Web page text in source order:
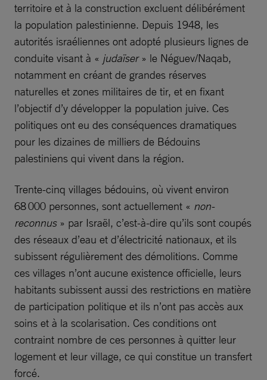
territoire et à la construction excluent délibérément
la population palestinienne. Depuis 1948, les
autorités israéliennes ont adopté plusieurs lignes de
conduite visant à « judaïser» le Néguev/Naqab,
notamment en créant de grandes réserves
naturelles et zones militaires de tir, et en fixant
l’objectif d’y développer la population juive. Ces
politiques ont eu des conséquences dramatiques
pour les dizaines de milliers de Bédouins
palestiniens qui vivent dans la région.
Trente-cinq villages bédouins, où vivent environ
68 000 personnes, sont actuellement « non-
reconnus » par Israël, c’est-à-dire qu’ils sont coupés
des réseaux d’eau et d’électricité nationaux, et ils
subissent régulièrement des démolitions. Comme
ces villages n’ont aucune existence officielle, leurs
habitants subissent aussi des restrictions en matière
de participation politique et ils n’ont pas accès aux
soins et à la scolarisation. Ces conditions ont
contraint nombre de ces personnes à quitter leur
logement et leur village, ce qui constitue un transfert
forcé.